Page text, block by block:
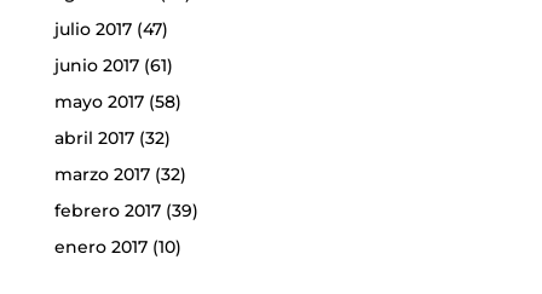
julio 2017(47)
junio 2017(61)
mayo 2017(58)
abril 2017(32)
marzo 2017(32)
febrero 2017(39)
enero 2017(10)